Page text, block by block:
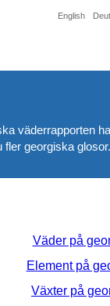
English
väderrapporten
georgiska glosor.
Väder på
Element på
Växter på